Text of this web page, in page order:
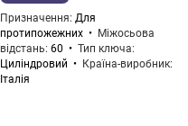
Призначення Для
протипожежних
Міжосьова
відстань 60
Тип ключа
Циліндровий
Країна-виробник
Італія